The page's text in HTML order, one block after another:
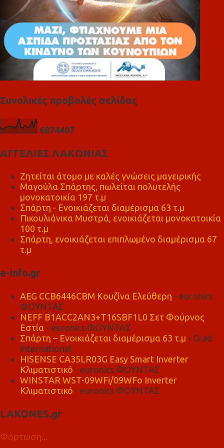
Συνολικές προβολές σελίδας
6874407
ΑΓΓΕΛΙΕΣ ΛΑΚΩΝΙΑΣ
Ζητείται άτομο με καλές γνώσεις μαγειρικής
Μαγούλα Σπάρτης, πωλείται πολυτελής
μονοκατοικία 197 τ.μ
Σπάρτη - Ενοικιάζεται διαμέρισμα 63 τ.μ
Πικουλιάνικα Μυστρά, ενοικιάζεται μονοκατοικία
100 τ.μ
Σπάρτη, ενοικιάζεται επιπλωμένο διαμέρισμα 67
τ.μ
e-info.gr
AEG CCB6446CBM Κουζίνα Ελεύθερη - euronics
ΦΟΥΝΤΑΣ
NEFF B1ACC2AN3+T16SBF1L0 Σετ Φούρνος
Εστία - euronics ΦΟΥΝΤΑΣ
Σπάρτη – Ενοικιάζεται διαμέρισμα 63 τ.μ - Grad
international
HISENSE CA35LR03G Easy Smart Inverter
Κλιματιστικό - euronics ΦΟΥΝΤΑΣ
WINSTAR WST-09WFi/09WFo Inverter
Κλιματιστικό - euronics ΦΟΥΝΤΑΣ
LAKONES.gr
Φόρτωση...